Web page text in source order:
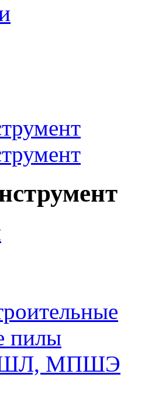
пилы
МПШЭ